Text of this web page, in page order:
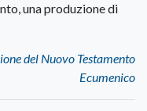
una produzione di
del Nuovo Testamento
Ecumenico